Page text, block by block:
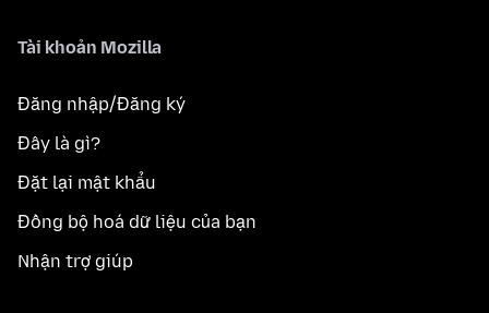
Tài khoản Mozilla
Đăng nhập/Đăng ký
Đây là gì?
Đặt lại mật khẩu
Đồng bộ hoá dữ liệu của bạn
Nhận trợ giúp